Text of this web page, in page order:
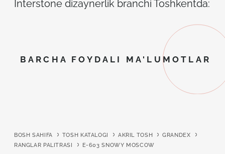
Interstone dizaynerlik branchi Toshkentda:
BARCHA FOYDALI MA'LUMOTLAR
BOSH SAHIFA TOSH KATALOGI AKRIL TOSH
GRANDEX
RANGLAR PALITRASI
E-603 SNOWY MOSCOW